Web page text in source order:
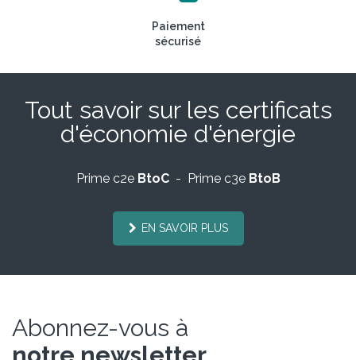
Paiement
sécurisé
Tout savoir sur les certificats
d'économie d'énergie
Prime c2e BtoC- Prime c3e BtoB
EN SAVOIR PLUS
Abonnez-vous à